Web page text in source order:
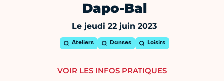
Dapo-Bal
Le jeudi 22 juin 2023
Ateliers Danses Loisirs
VOIR LES INFOS PRATIQUES